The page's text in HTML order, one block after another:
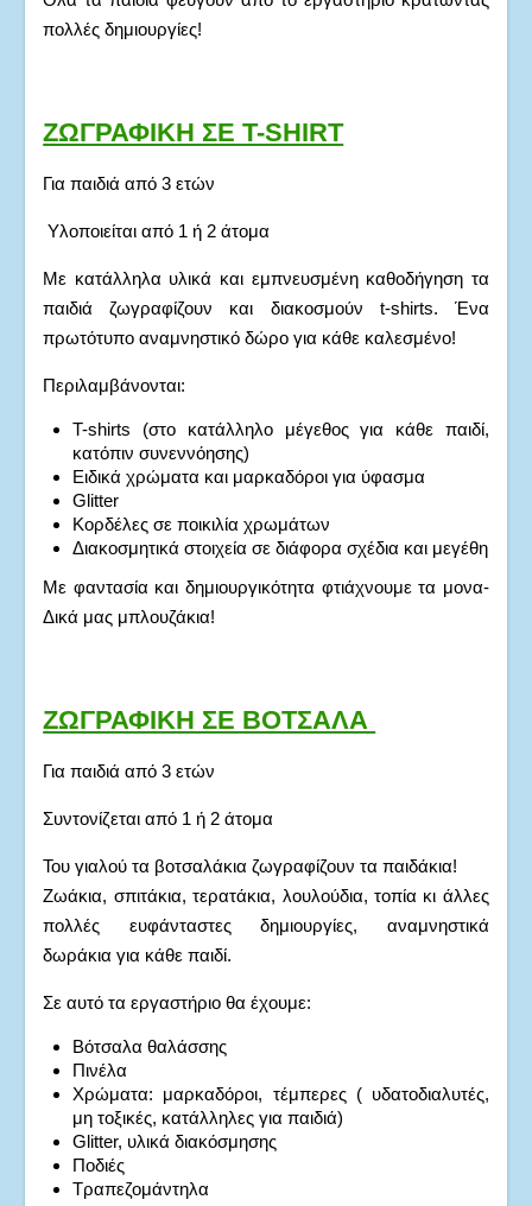
πολλές δημιουργίες!
ΖΩΓΡΑΦΙΚΗ ΣΕ T-SHIRT
Για παιδιά από 3 ετών
Υλοποιείται από 1 ή 2 άτομα
Με κατάλληλα υλικά και εμπνευσμένη καθοδήγηση τα
παιδιά ζωγραφίζουν και διακοσμούν t-shirts. Ένα
πρωτότυπο αναμνηστικό δώρο για κάθε καλεσμένο!
Περιλαμβάνονται:
T-shirts (στο κατάλληλο μέγεθος για κάθε παιδί,
κατόπιν συνεννόησης)
Ειδικά χρώματα και μαρκαδόροι για ύφασμα
Glitter
Κορδέλες σε ποικιλία χρωμάτων
Διακοσμητικά στοιχεία σε διάφορα σχέδια και μεγέθη
Με φαντασία και δημιουργικότητα φτιάχνουμε τα μονα-
Δικά μας μπλουζάκια!
ΖΩΓΡΑΦΙΚΗ ΣΕ ΒΟΤΣΑΛΑ
Για παιδιά από 3 ετών
Συντονίζεται από 1 ή 2 άτομα
Του γιαλού τα βοτσαλάκια ζωγραφίζουν τα παιδάκια!
Ζωάκια, σπιτάκια, τερατάκια, λουλούδια, τοπία κι άλλες
πολλές ευφάνταστες δημιουργίες, αναμνηστικά
δωράκια για κάθε παιδί.
Σε αυτό τα εργαστήριο θα έχουμε:
Βότσαλα θαλάσσης
Πινέλα
Χρώματα: μαρκαδόροι, τέμπερες ( υδατοδιαλυτές,
μη τοξικές, κατάλληλες για παιδιά)
Glitter, υλικά διακόσμησης
Ποδιές
Τραπεζομάντηλα